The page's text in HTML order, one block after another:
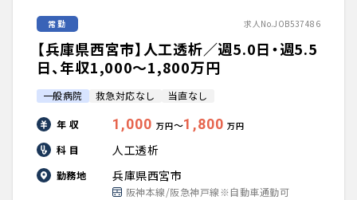
常勤 求人No.JOB537486
【兵庫県西宮市】人工透析／週5.0日・週5.5
日、年収1,000〜1,800万円
一般病院 救急対応なし 当直なし
年 収 1,000 万円〜1,800 万円
科 目 人工透析
勤務地 兵庫県西宮市
阪神本線/阪急神戸線※自動車通勤可